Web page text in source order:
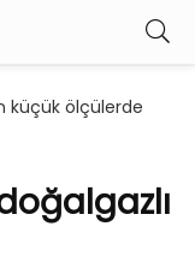
küçük ölçülerde